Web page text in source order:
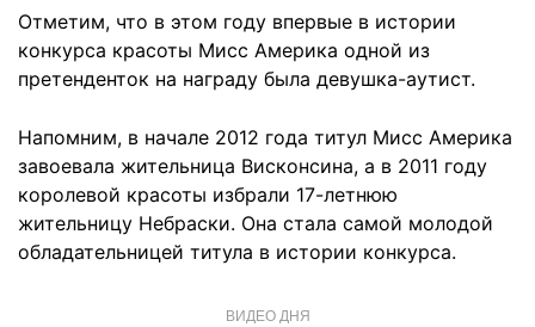
Отметим, что в этом году впервые в истории
конкурса красоты Мисс Америка одной из
претенденток на награду была девушка-аутист.
Напомним, в начале 2012 года титул Мисс Америка
завоевала жительница Висконсина, а в 2011 году
королевой красоты избрали 17-летнюю
жительницу Небраски. Она стала самой молодой
обладательницей титула в истории конкурса.
ВИДЕО ДНЯ